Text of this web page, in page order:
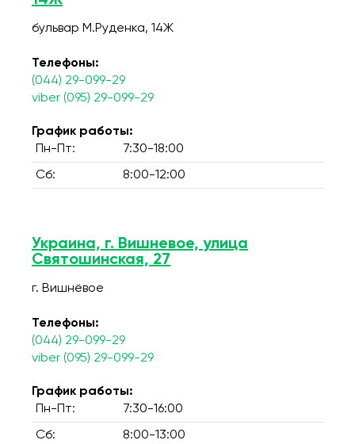
бульвар М.Руденка, 14Ж
Телефоны:
(044) 29-099-29
viber (095) 29-099-29
График работы:
Пн-Пт:
7:30-18:00
Сб: 8:00-12:00
Украина, г. Вишневое, улица
Святошинская, 27
г. Вишнёвое
Телефоны:
(044) 29-099-29
viber (095) 29-099-29
График работы:
Пн-Пт:
7:30-16:00
Сб: 8:00-13:00